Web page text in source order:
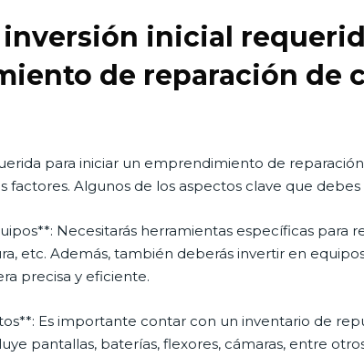
inversión inicial
de reparación de
para iniciar un emprendimiento de
factores. Algunos de los aspectos clave que debes
Necesitarás herramientas específicas para
etc. Además, también deberás invertir en
precisa y eficiente.
Es importante contar con un inventario de
pantallas, baterías, flexores, cámaras, entre